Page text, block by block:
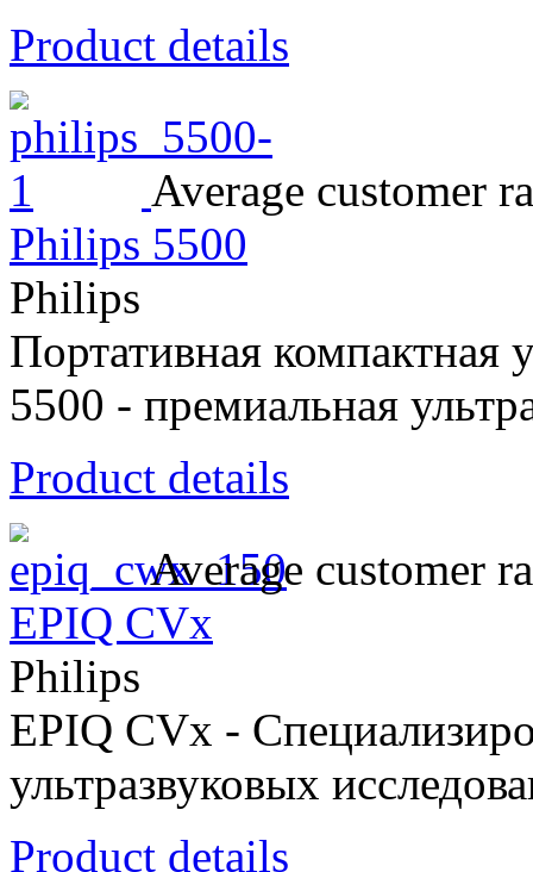
Product details
Average customer
Philips 5500
Philips
Портативная компактная
5500 - премиальная
Product details
Average customer
EPIQ CVx
Philips
EPIQ CVx -
ультразвуковых
Product details